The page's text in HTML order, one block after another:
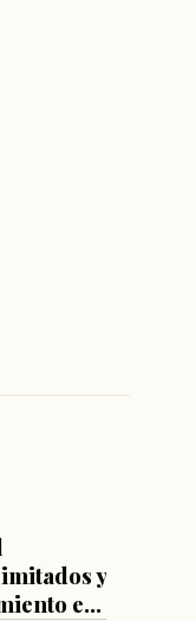
y
en